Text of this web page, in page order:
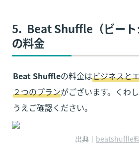
5. Beat Shuffle（ビート
の料金
Beat Shuffleの料金はビジネスと
２つのプランがございます。くわ
うえご確認ください。
出典｜ beatshuffle